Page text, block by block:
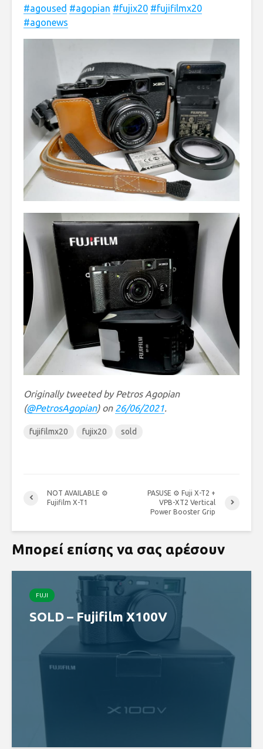
#agoused #agopian #fujix20 #fujifilmx20
#agonews
Originally tweeted by Petros Agopian
(@PetrosAgopian) on 26/06/2021.
fujifilmx20 fujix20 sold
NOT AVAILABLE ⚙
Fujifilm X-T1
PASUSE ⚙ Fuji X-T2 +
VPB-XT2 Vertical
Power Booster Grip
Μπορεί επίσης να σας αρέσουν
FUJI
SOLD – Fujifilm X100V